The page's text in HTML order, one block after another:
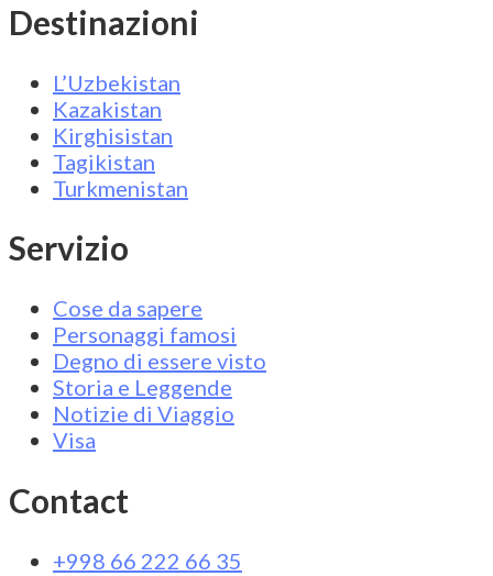
Destinazioni
L’Uzbekistan
Kazakistan
Kirghisistan
Tagikistan
Turkmenistan
Servizio
Cose da sapere
Personaggi famosi
Degno di essere visto
Storia e Leggende
Notizie di Viaggio
Visa
Contact
+998 66 222 66 35